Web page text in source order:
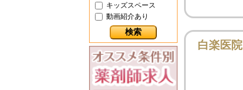
キッズスペース
動画紹介あり
白楽医院